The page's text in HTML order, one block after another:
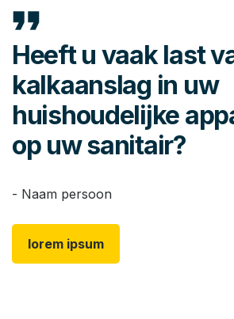
format_quote
Heeft u vaak last
kalkaanslag in uw
huishoudelijke
op uw sanitair?
- Naam persoon
lorem ipsum